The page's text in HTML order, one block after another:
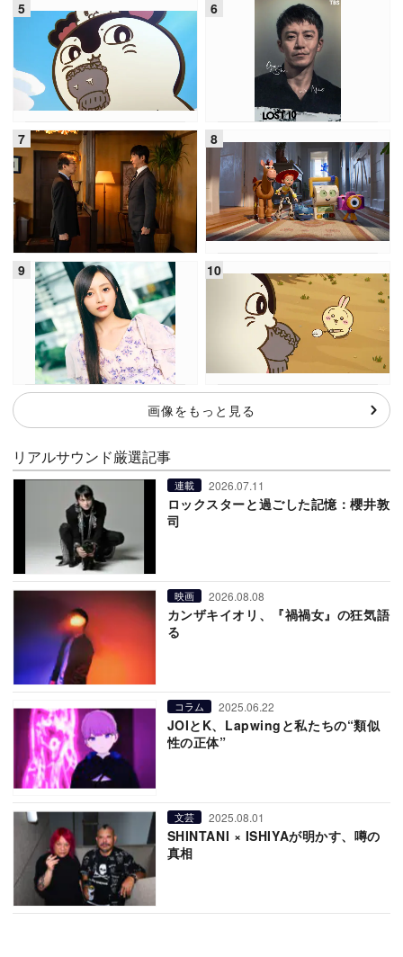
画像をもっと見る
リアルサウンド厳選記事
連載 2026.07.11
ロックスターと過ごした記憶：櫻井敦
司
映画 2026.08.08
カンザキイオリ、『禍禍女』の狂気語
る
コラム 2025.06.22
JOIとK、Lapwingと私たちの“類似
性の正体”
文芸 2025.08.01
SHINTANI × ISHIYAが明かす、噂の
真相